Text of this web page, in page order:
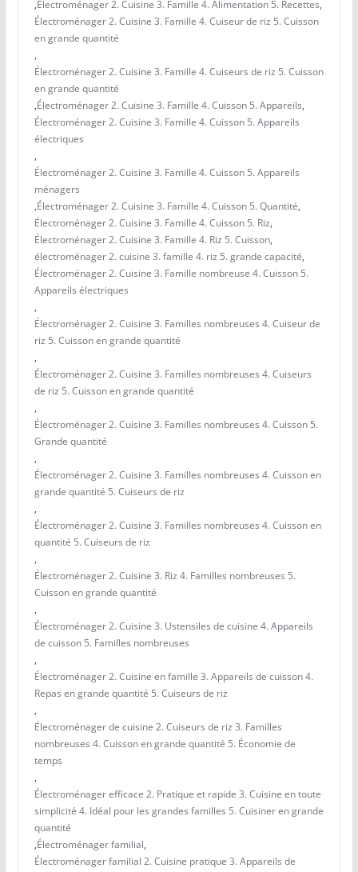
,Électroménager 2. Cuisine 3. Famille 4. Alimentation 5. Recettes,
Électroménager 2. Cuisine 3. Famille 4. Cuiseur de riz 5. Cuisson
en grande quantité
,
Électroménager 2. Cuisine 3. Famille 4. Cuiseurs de riz 5. Cuisson
en grande quantité
,Électroménager 2. Cuisine 3. Famille 4. Cuisson 5. Appareils,
Électroménager 2. Cuisine 3. Famille 4. Cuisson 5. Appareils
électriques
,
Électroménager 2. Cuisine 3. Famille 4. Cuisson 5. Appareils
ménagers
,Électroménager 2. Cuisine 3. Famille 4. Cuisson 5. Quantité,
Électroménager 2. Cuisine 3. Famille 4. Cuisson 5. Riz,
Électroménager 2. Cuisine 3. Famille 4. Riz 5. Cuisson,
électroménager 2. cuisine 3. famille 4. riz 5. grande capacité,
Électroménager 2. Cuisine 3. Famille nombreuse 4. Cuisson 5.
Appareils électriques
,
Électroménager 2. Cuisine 3. Familles nombreuses 4. Cuiseur de
riz 5. Cuisson en grande quantité
,
Électroménager 2. Cuisine 3. Familles nombreuses 4. Cuiseurs
de riz 5. Cuisson en grande quantité
,
Électroménager 2. Cuisine 3. Familles nombreuses 4. Cuisson 5.
Grande quantité
,
Électroménager 2. Cuisine 3. Familles nombreuses 4. Cuisson en
grande quantité 5. Cuiseurs de riz
,
Électroménager 2. Cuisine 3. Familles nombreuses 4. Cuisson en
quantité 5. Cuiseurs de riz
,
Électroménager 2. Cuisine 3. Riz 4. Familles nombreuses 5.
Cuisson en grande quantité
,
Électroménager 2. Cuisine 3. Ustensiles de cuisine 4. Appareils
de cuisson 5. Familles nombreuses
,
Électroménager 2. Cuisine en famille 3. Appareils de cuisson 4.
Repas en grande quantité 5. Cuiseurs de riz
,
Électroménager de cuisine 2. Cuiseurs de riz 3. Familles
nombreuses 4. Cuisson en grande quantité 5. Économie de
temps
,
Électroménager efficace 2. Pratique et rapide 3. Cuisine en toute
simplicité 4. Idéal pour les grandes familles 5. Cuisiner en grande
quantité
,Électroménager familial,
Électroménager familial 2. Cuisine pratique 3. Appareils de